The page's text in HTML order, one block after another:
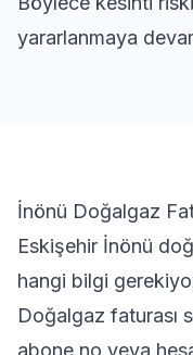
yararlanmaya
İnönü Doğalgaz
Eskişehir İnönü
hangi bilgi
Doğalgaz faturası
abone no veya